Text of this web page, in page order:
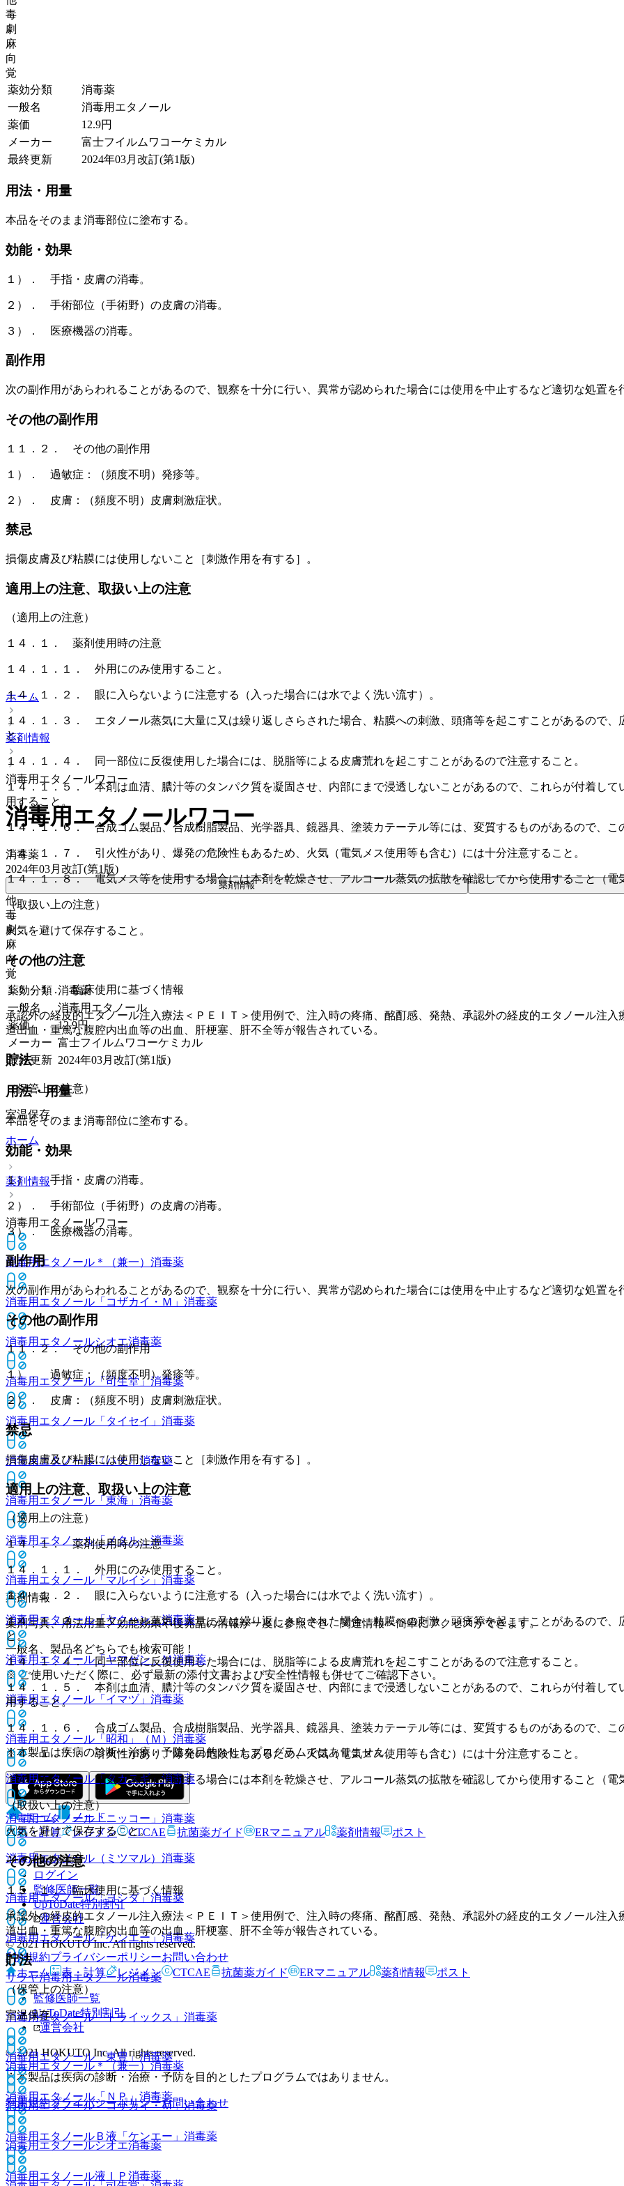
毒
劇
麻
向
覚
薬効分類
消毒薬
一般名
消毒用エタノール
薬価
12.9円
メーカー
富士フイルムワコーケミカル
最終更新
2024年03月改訂(第1版)
用法・用量
本品をそのまま消毒部位に塗布する。
効能・効果
１）． 手指・皮膚の消毒。
２）． 手術部位（手術野）の皮膚の消毒。
３）． 医療機器の消毒。
副作用
次の副作用があらわれることがあるので、観察を十分に行い、異常が認められた場合には使用を中止するなど適切な処置を
その他の副作用
１１．２． その他の副作用
１）． 過敏症：（頻度不明）発疹等。
２）． 皮膚：（頻度不明）皮膚刺激症状。
禁忌
損傷皮膚及び粘膜には使用しないこと［刺激作用を有する］。
適用上の注意、取扱い上の注意
（適用上の注意）
１４．１． 薬剤使用時の注意
１４．１．１． 外用にのみ使用すること。
１４．１．２． 眼に入らないように注意する（入った場合には水でよく洗い流す）。
１４．１．３． エタノール蒸気に大量に又は繰り返しさらされた場合、粘膜への刺激、頭痛等を起こすことがあるので
と。
１４．１．４． 同一部位に反復使用した場合には、脱脂等による皮膚荒れを起こすことがあるので注意すること。
１４．１．５． 本剤は血清、膿汁等のタンパク質を凝固させ、内部にまで浸透しないことがあるので、これらが付着し
用すること。
１４．１．６． 合成ゴム製品、合成樹脂製品、光学器具、鏡器具、塗装カテーテル等には、変質するものがあるので、こ
１４．１．７． 引火性があり、爆発の危険性もあるため、火気（電気メス使用等も含む）には十分注意すること。
１４．１．８． 電気メス等を使用する場合には本剤を乾燥させ、アルコール蒸気の拡散を確認してから使用すること（電
（取扱い上の注意）
火気を避けて保存すること。
その他の注意
１５．１． 臨床使用に基づく情報
承認外の経皮的エタノール注入療法＜ＰＥＩＴ＞使用例で、注入時の疼痛、酩酊感、発熱、承認外の経皮的エタノール注
道出血・重篤な腹腔内出血等の出血、肝梗塞、肝不全等が報告されている。
貯法
（保管上の注意）
室温保存。
ホーム
薬剤情報
消毒用エタノールワコー
消毒用エタノール＊（兼一） 消毒薬
消毒用エタノール「コザカイ・Ｍ」 消毒薬
消毒用エタノールシオエ消毒薬
消毒用エタノール「司生堂」消毒薬
消毒用エタノール「タイセイ」 消毒薬
消毒用エタノール〈ハチ〉消毒薬
消毒用エタノール「東海」 消毒薬
消毒用エタノール「メタル」消毒薬
消毒用エタノール「マルイシ」 消毒薬
消毒用エタノール「ヤクハン」消毒薬
消毒用エタノール「ヤマゼン」Ｍ消毒薬
消毒用エタノール「イマヅ」 消毒薬
消毒用エタノール「昭和」（Ｍ） 消毒薬
消毒用エタノール「タカスギ」消毒薬
消毒用エタノール「ニッコー」 消毒薬
消毒用エタノール（ミツマル） 消毒薬
消毒用エタノール「ヨシダ」 消毒薬
消毒用エタノール「ケンエー」消毒薬
サラヤ消毒用エタノール消毒薬
消毒用エタノール「トライックス」 消毒薬
消毒用エタノール「東豊」消毒薬
消毒用エタノール「ＮＰ」 消毒薬
消毒用エタノールＢ液「ケンエー」 消毒薬
消毒用エタノール液ＩＰ 消毒薬
ホーム
薬剤情報
消毒用エタノールワコー
消毒用エタノールワコー
消毒薬
2024年03月改訂(第1版)
薬剤情報
他
毒
劇
麻
向
覚
薬効分類 消毒薬
一般名
消毒用エタノール
薬価
12.9円
メーカー 富士フイルムワコーケミカル
最終更新 2024年03月改訂(第1版)
用法・用量
本品をそのまま消毒部位に塗布する。
効能・効果
１）． 手指・皮膚の消毒。
２）． 手術部位（手術野）の皮膚の消毒。
３）． 医療機器の消毒。
副作用
次の副作用があらわれることがあるので、観察を十分に行い、異常が認められた場合には使用を中止するなど適切な処置を
その他の副作用
１１．２． その他の副作用
１）． 過敏症：（頻度不明）発疹等。
２）． 皮膚：（頻度不明）皮膚刺激症状。
禁忌
損傷皮膚及び粘膜には使用しないこと［刺激作用を有する］。
適用上の注意、取扱い上の注意
（適用上の注意）
１４．１． 薬剤使用時の注意
１４．１．１． 外用にのみ使用すること。
１４．１．２． 眼に入らないように注意する（入った場合には水でよく洗い流す）。
１４．１．３． エタノール蒸気に大量に又は繰り返しさらされた場合、粘膜への刺激、頭痛等を起こすことがあるので、
と。
１４．１．４． 同一部位に反復使用した場合には、脱脂等による皮膚荒れを起こすことがあるので注意すること。
１４．１．５． 本剤は血清、膿汁等のタンパク質を凝固させ、内部にまで浸透しないことがあるので、これらが付着し
用すること。
１４．１．６． 合成ゴム製品、合成樹脂製品、光学器具、鏡器具、塗装カテーテル等には、変質するものがあるので、こ
１４．１．７． 引火性があり、爆発の危険性もあるため、火気（電気メス使用等も含む）には十分注意すること。
１４．１．８． 電気メス等を使用する場合には本剤を乾燥させ、アルコール蒸気の拡散を確認してから使用すること（電
（取扱い上の注意）
火気を避けて保存すること。
その他の注意
１５．１． 臨床使用に基づく情報
承認外の経皮的エタノール注入療法＜ＰＥＩＴ＞使用例で、注入時の疼痛、酩酊感、発熱、承認外の経皮的エタノール注
道出血・重篤な腹腔内出血等の出血、肝梗塞、肝不全等が報告されている。
貯法
（保管上の注意）
室温保存。
消毒用エタノール＊（兼一）消毒薬
消毒用エタノール「コザカイ・Ｍ」消毒薬
消毒用エタノールシオエ消毒薬
薬剤情報
薬剤写真、用法用量、効能効果や後発品の情報が一度に参照でき、関連情報へ簡単にアクセスができます。
一般名、製品名どちらでも検索可能！
※ ご使用いただく際に、必ず最新の添付文書および安全性情報も併せてご確認下さい。
※本製品は疾病の診断・治療・予防を目的としたプログラムではありません。
ホーム
ノート
表・計算
レジメン CTCAE 抗菌薬ガイド ERマニュアル 薬剤情報 ポスト
新規登録
ログイン
監修医師一覧
UpToDate特別割引
運営会社
© 2021 HOKUTO Inc. All rights reserved.
利用規約プライバシーポリシーお問い合わせ
ホーム
表・計算 レジメン CTCAE 抗菌薬ガイド ERマニュアル 薬剤情報 ポスト
監修医師一覧
UpToDate特別割引
運営会社
© 2021 HOKUTO Inc. All rights reserved.
※本製品は疾病の診断・治療・予防を目的としたプログラムではありません。
利用規約プライバシーポリシーお問い合わせ